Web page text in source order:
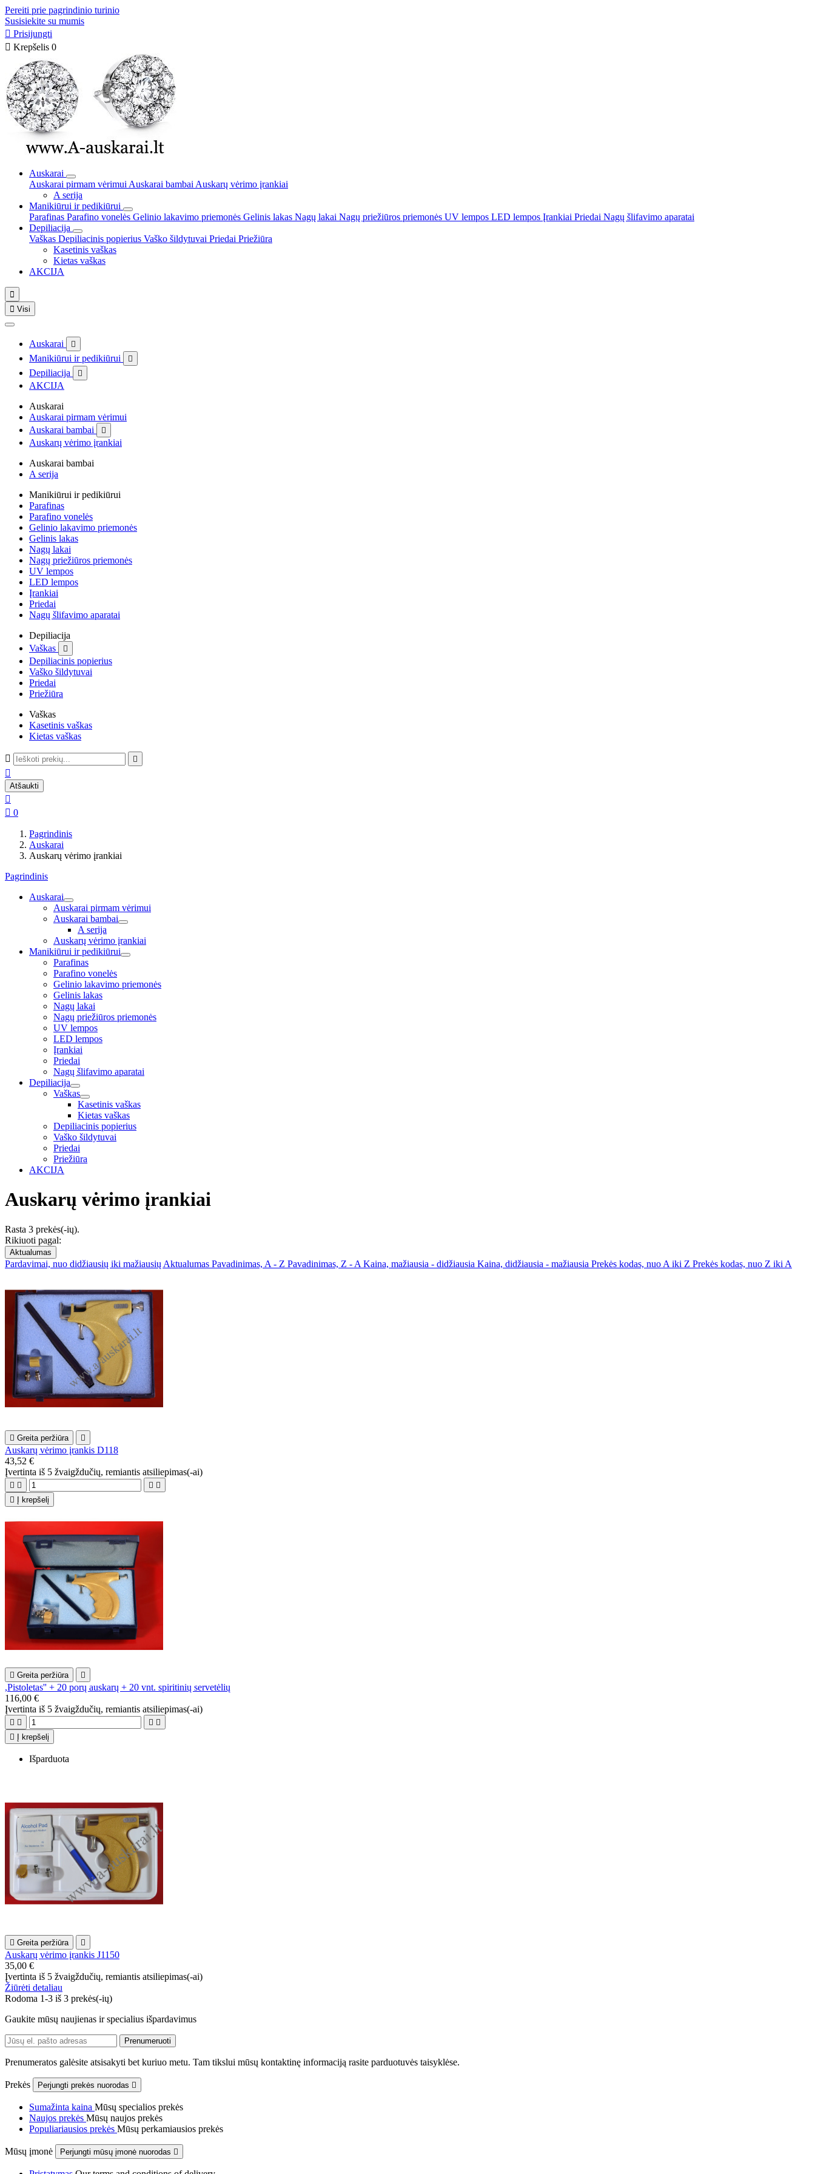
Pereiti prie pagrindinio turinio
Susisiekite su mumis
 Prisijungti
 Krepšelis 0
Auskarai
Auskarai pirmam vėrimui Auskarai bambai Auskarų vėrimo įrankiai
A serija
Manikiūrui ir pedikiūrui
Parafinas Parafino vonelės Gelinio lakavimo priemonės Gelinis lakas Nagų lakai Nagų priežiūros priemonės UV lempos LED lempos Įrankiai Priedai Nagų šlifavimo aparatai
Depiliacija
Vaškas Depiliacinis popierius Vaško šildytuvai Priedai Priežiūra
Kasetinis vaškas
Kietas vaškas
AKCIJA

 Visi
Auskarai 
Manikiūrui ir pedikiūrui 
Depiliacija 
AKCIJA
Auskarai
Auskarai pirmam vėrimui
Auskarai bambai

Auskarų vėrimo įrankiai
Auskarai bambai
A serija
Manikiūrui ir pedikiūrui
Parafinas
Parafino vonelės
Gelinio lakavimo priemonės
Gelinis lakas
Nagų lakai
Nagų priežiūros priemonės
UV lempos
LED lempos
Įrankiai
Priedai
Nagų šlifavimo aparatai
Depiliacija
Vaškas

Depiliacinis popierius
Vaško šildytuvai
Priedai
Priežiūra
Vaškas
Kasetinis vaškas
Kietas vaškas
 

Atšaukti

 0
Pagrindinis
Auskarai
Auskarų vėrimo įrankiai
Pagrindinis
Auskarai
Auskarai pirmam vėrimui
Auskarai bambai
A serija
Auskarų vėrimo įrankiai
Manikiūrui ir pedikiūrui
Parafinas
Parafino vonelės
Gelinio lakavimo priemonės
Gelinis lakas
Nagų lakai
Nagų priežiūros priemonės
UV lempos
LED lempos
Įrankiai
Priedai
Nagų šlifavimo aparatai
Depiliacija
Vaškas
Kasetinis vaškas
Kietas vaškas
Depiliacinis popierius
Vaško šildytuvai
Priedai
Priežiūra
AKCIJA
Auskarų vėrimo įrankiai
Rasta 3 prekės(-ių).
Rikiuoti pagal:
Aktualumas
Pardavimai, nuo didžiausių iki mažiausių Aktualumas Pavadinimas, A - Z Pavadinimas, Z - A Kaina, mažiausia - didžiausia Kaina, didžiausia - mažiausia Prekės kodas, nuo A iki Z Prekės kodas, nuo Z iki A
 Greita peržiūra 
Auskarų vėrimo įrankis D118
43,52 €
Įvertinta iš 5 žvaigždučių, remiantis atsiliepimas(-ai)
   

Į krepšelį
 Greita peržiūra 
,Pistoletas'' + 20 porų auskarų + 20 vnt. spiritinių servetėlių
116,00 €
Įvertinta iš 5 žvaigždučių, remiantis atsiliepimas(-ai)
   

Į krepšelį
Išparduota
 Greita peržiūra 
Auskarų vėrimo įrankis J1150
35,00 €
Įvertinta iš 5 žvaigždučių, remiantis atsiliepimas(-ai)
Žiūrėti detaliau
Rodoma 1-3 iš 3 prekės(-ių)
Gaukite mūsų naujienas ir specialius išpardavimus
Prenumeratos galėsite atsisakyti bet kuriuo metu. Tam tikslui mūsų kontaktinę informaciją rasite parduotuvės taisyklėse.
Prekės Perjungti prekės nuorodas 
Sumažinta kaina Mūsų specialios prekės
Naujos prekės Mūsų naujos prekės
Populiariausios prekės Mūsų perkamiausios prekės
Mūsų įmonė Perjungti mūsų įmonė nuorodas 